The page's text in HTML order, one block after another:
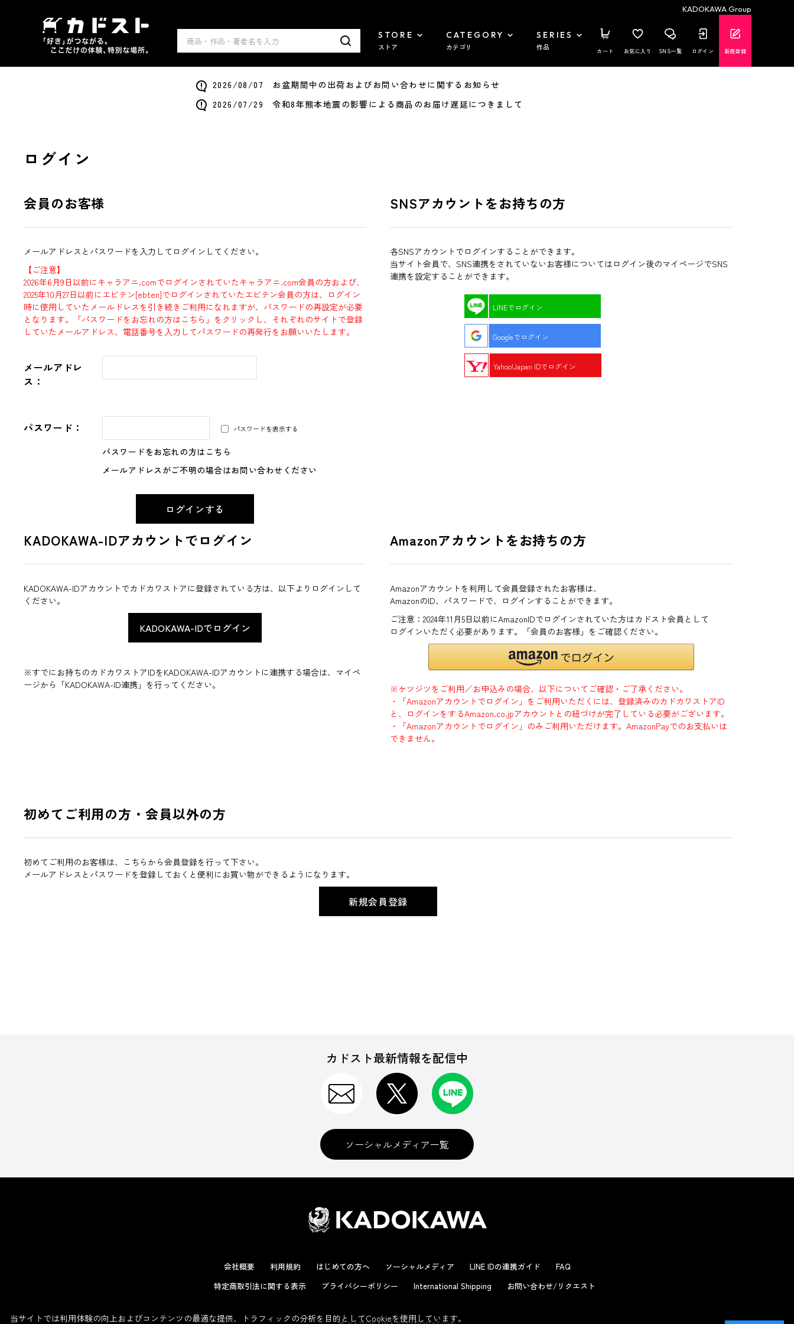
KADOKAWA Group
STORE
ストア
CATEGORY
カテゴリ
SERIES
作品 カート お気に入り SNS一覧 ログイン 新規登録
2026/08/07 お盆期間中の出荷およびお問い合わせに関するお知らせ
2026/07/29 令和8年熊本地震の影響による商品のお届け遅延につきまして
ログイン
会員のお客様
メールアドレスとパスワードを入力してログインしてください。
【ご注意】
2026年6月9日以前にキャラアニ.comでログインされていたキャラアニ.com会員の方および、
2025年10月27日以前にエビテン[ebten]でログインされていたエビテン会員の方は、ログイン
時に使用していたメールドレスを引き続きご利用になれますが、パスワードの再設定が必要
となります。「パスワードをお忘れの方はこちら」をクリックし、それぞれのサイトで登録
していたメールアドレス、電話番号を入力してパスワードの再発行をお願いいたします。
メールアドレ
ス：
パスワード： パスワードを表示する
パスワードをお忘れの方はこちら
メールアドレスがご不明の場合はお問い合わせください
KADOKAWA-IDアカウントでログイン
KADOKAWA-IDアカウントでカドカワストアに登録されている方は、以下よりログインして
ください。
※すでにお持ちのカドカワストアIDをKADOKAWA-IDアカウントに連携する場合は、マイペ
ージから「KADOKAWA-ID連携」を行ってください。
SNSアカウントをお持ちの方
各SNSアカウントでログインすることができます。
当サイト会員で、SNS連携をされていないお客様についてはログイン後のマイページでSNS
連携を設定することができます。
LINEでログイン
Googleでログイン
Yahoo!Japan IDでログイン
Amazonアカウントをお持ちの方
Amazonアカウントを利用して会員登録されたお客様は、
AmazonのID、パスワードで、ログインすることができます。
ご注意：2024年11月5日以前にAmazonIDでログインされていた方はカドスト会員として
ログインいただく必要があります。「会員のお客様」をご確認ください。
※ケツジツをご利用／お申込みの場合、以下についてご確認・ご了承ください。
・「Amazonアカウントでログイン」をご利用いただくには、登録済みのカドカワストアID
と、ログインをするAmazon.co.jpアカウントとの紐づけが完了している必要がございます。
・「Amazonアカウントでログイン」のみご利用いただけます。AmazonPayでのお支払いは
できません。
初めてご利用の方・会員以外の方
初めてご利用のお客様は、こちらから会員登録を行って下さい。
メールアドレスとパスワードを登録しておくと便利にお買い物ができるようになります。
カドスト最新情報を配信中
ソーシャルメディア一覧
会社概要 利用規約 はじめての方へ ソーシャルメディア LINE IDの連携ガイド
FAQ
特定商取引法に関する表示
プライバシーポリシー International Shipping お問い合わせ/リクエスト
当サイトでは利用体験の向上およびコンテンツの最適な提供、トラフィックの分析を目的としてCookieを使用しています。